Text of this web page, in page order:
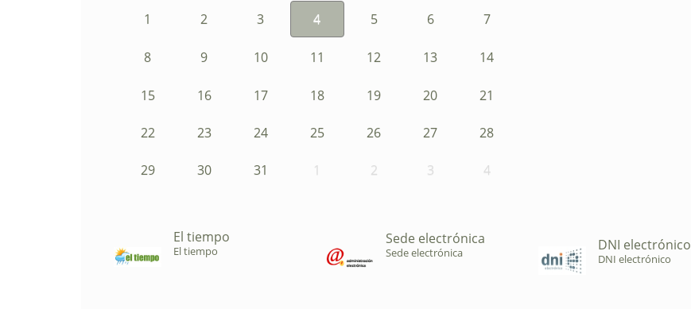
1 2 3 4 5 6 7
8 9 10 11 12 13 14
15 16 17 18 19 20 21
22 23 24 25 26 27 28
29 30 31 1 2 3 4
El tiempo
El tiempo
Sede electrónica
Sede electrónica DNI electrónico
DNI electrónico